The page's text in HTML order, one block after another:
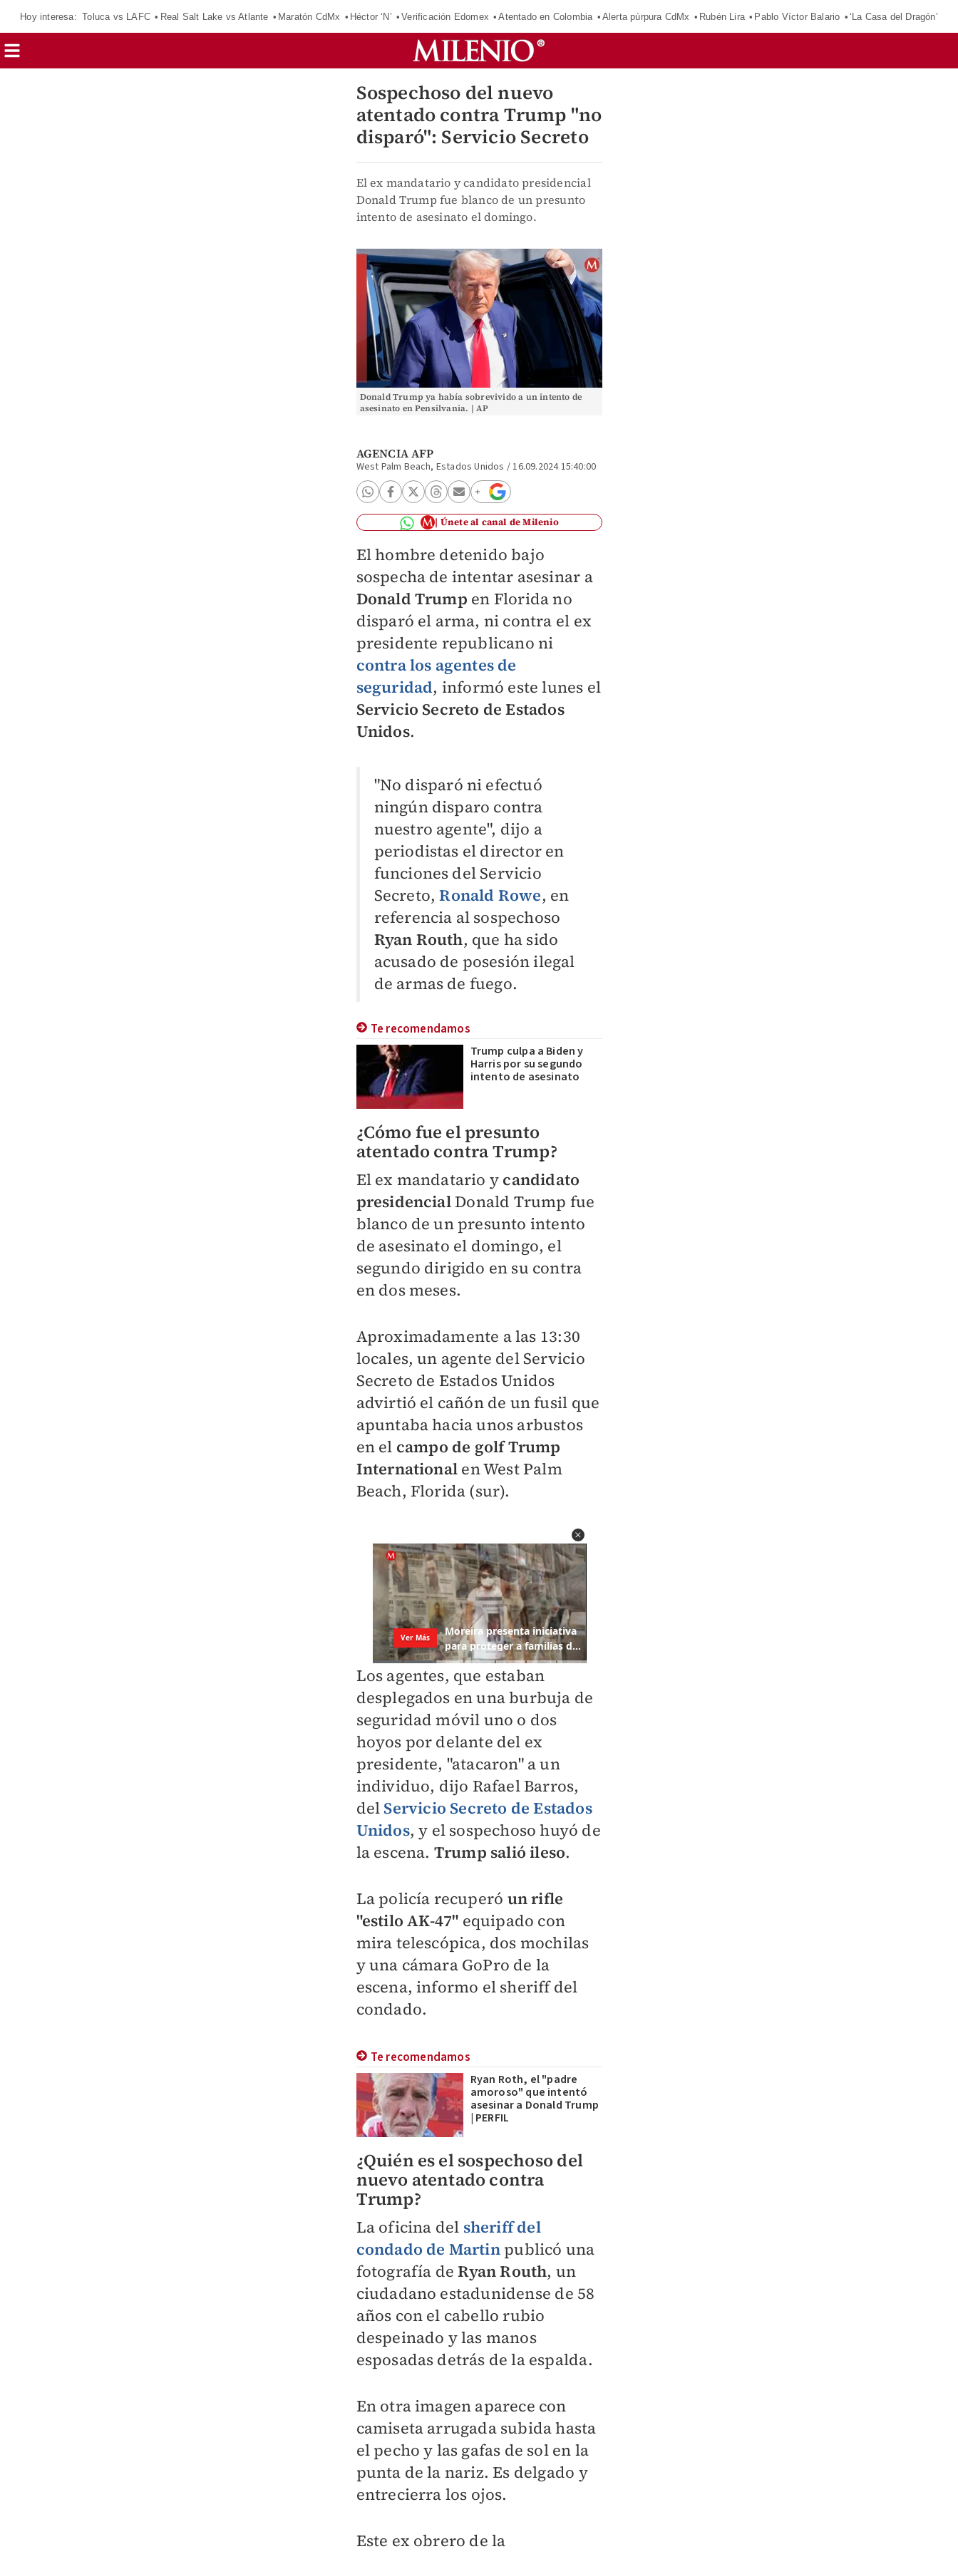
Hoy interesa: Toluca vs LAFC Real Salt Lake vs Atlante Maratón CdMx Héctor ‘N’ Verificación Edomex Atentado en Colombia Alerta púrpura CdMx Rubén Lira Pablo Víctor Balario ‘La Casa del Dragón’
Sospechoso del nuevo
atentado contra Trump "no
disparó": Servicio Secreto
El ex mandatario y candidato presidencial
Donald Trump fue blanco de un presunto
intento de asesinato el domingo.
Donald Trump ya había sobrevivido a un intento de
asesinato en Pensilvania. | AP
AGENCIA AFP
West Palm Beach, Estados Unidos /16.09.2024 15:40:00
Únete al canal de Milenio
El hombre detenido bajo
sospecha de intentar asesinar a
Donald Trump en Florida no
disparó el arma, ni contra el ex
presidente republicano ni
contra los agentes de
seguridad, informó este lunes el
Servicio Secreto de Estados
Unidos.
"No disparó ni efectuó
ningún disparo contra
nuestro agente", dijo a
periodistas el director en
funciones del Servicio
Secreto,Ronald Rowe, en
referencia al sospechoso
Ryan Routh, que ha sido
acusado de posesión ilegal
de armas de fuego.
Te recomendamos
Trump culpa a Biden y
Harris por su segundo
intento de asesinato
¿Cómo fue el presunto
atentado contra Trump?
El ex mandatario y candidato
presidencialDonald Trump fue
blanco de un presunto intento
de asesinato el domingo, el
segundo dirigido en su contra
en dos meses.
Aproximadamente a las 13:30
locales, un agente del Servicio
Secreto de Estados Unidos
advirtió el cañón de un fusil que
apuntaba hacia unos arbustos
en el campo de golf Trump
International en West Palm
Beach, Florida (sur).
Los agentes, que estaban
desplegados en una burbuja de
seguridad móvil uno o dos
hoyos por delante del ex
presidente, "atacaron" a un
individuo, dijo Rafael Barros,
del Servicio Secreto de Estados
Unidos, y el sospechoso huyó de
la escena. Trump salió ileso.
La policía recuperó un rifle
"estilo AK-47" equipado con
mira telescópica, dos mochilas
y una cámara GoPro de la
escena, informo el sheriff del
condado.
Te recomendamos
Ryan Roth, el "padre
amoroso" que intentó
asesinar a Donald Trump
| PERFIL
¿Quién es el sospechoso del
nuevo atentado contra
Trump?
La oficina del sheriff del
condado de Martinpublicó una
fotografía deRyan Routh, un
ciudadano estadunidense de 58
años con el cabello rubio
despeinado y las manos
esposadas detrás de la espalda.
En otra imagen aparece con
camiseta arrugada subida hasta
el pecho y las gafas de sol en la
punta de la nariz. Es delgado y
entrecierra los ojos.
Este ex obrero de la